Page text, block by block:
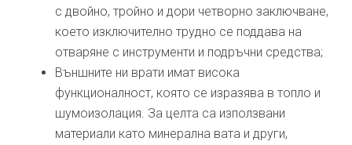
с двойно, тройно и дори четворно заключване,
което изключително трудно се поддава на
отваряне с инструменти и подръчни средства;
Външните ни врати имат висока
функционалност, която се изразява в топло и
шумоизолация. За целта са използвани
материали като минерална вата и други,